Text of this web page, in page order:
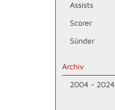
Assists
Scorer
Sünder
Archiv
2004 - 2024